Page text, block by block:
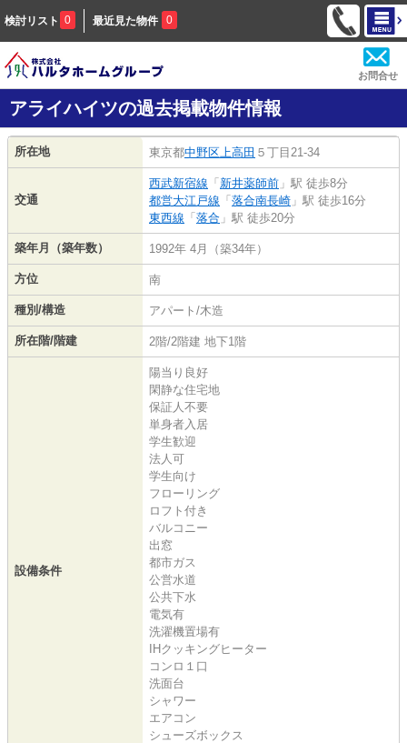
検討リスト 0 最近見た物件 0
お問合せ
アライハイツの過去掲載物件情報
所在地 東京都中野区 上高田 ５丁目21-34
交通
西武新宿線 「 新井薬師前 」駅 徒歩8分
都営大江戸線 「 落合南長崎 」駅 徒歩16分
東西線 「 落合 」駅 徒歩20分
築年月（築年数） 1992年 4月（築34年）
方位 南
種別/構造 アパート/木造
所在階/階建 2階/2階建 地下1階
設備条件
陽当り良好
閑静な住宅地
保証人不要
単身者入居
学生歓迎
法人可
学生向け
フローリング
ロフト付き
バルコニー
出窓
都市ガス
公営水道
公共下水
電気有
洗濯機置場有
IHクッキングヒーター
コンロ１口
洗面台
シャワー
エアコン
シューズボックス